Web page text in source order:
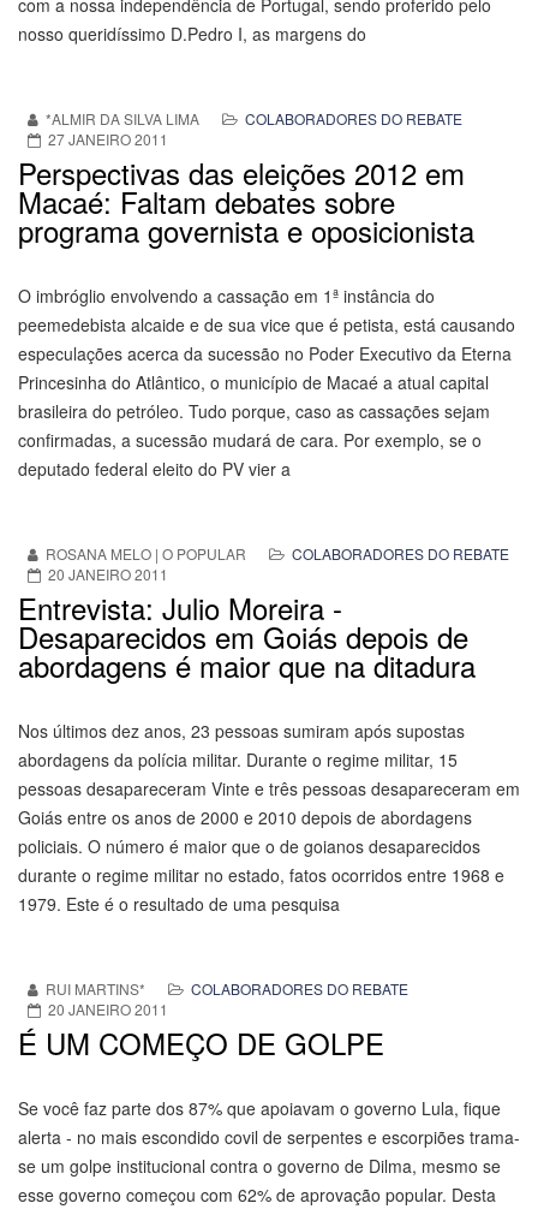
com a nossa independência de Portugal, sendo proferido pelo
nosso queridíssimo D.Pedro I, as margens do
*ALMIR DA SILVA LIMA
COLABORADORES DO REBATE
27 JANEIRO 2011
Perspectivas das eleições 2012 em
Macaé: Faltam debates sobre
programa governista e oposicionista
O imbróglio envolvendo a cassação em 1ª instância do
peemedebista alcaide e de sua vice que é petista, está causando
especulações acerca da sucessão no Poder Executivo da Eterna
Princesinha do Atlântico, o município de Macaé a atual capital
brasileira do petróleo. Tudo porque, caso as cassações sejam
confirmadas, a sucessão mudará de cara. Por exemplo, se o
deputado federal eleito do PV vier a
ROSANA MELO | O POPULAR
COLABORADORES DO REBATE
20 JANEIRO 2011
Entrevista: Julio Moreira -
Desaparecidos em Goiás depois de
abordagens é maior que na ditadura
Nos últimos dez anos, 23 pessoas sumiram após supostas
abordagens da polícia militar. Durante o regime militar, 15
pessoas desapareceram Vinte e três pessoas desapareceram em
Goiás entre os anos de 2000 e 2010 depois de abordagens
policiais. O número é maior que o de goianos desaparecidos
durante o regime militar no estado, fatos ocorridos entre 1968 e
1979. Este é o resultado de uma pesquisa
RUI MARTINS*
COLABORADORES DO REBATE
20 JANEIRO 2011
É UM COMEÇO DE GOLPE
Se você faz parte dos 87% que apoiavam o governo Lula, fique
alerta - no mais escondido covil de serpentes e escorpiões trama-
se um golpe institucional contra o governo de Dilma, mesmo se
esse governo começou com 62% de aprovação popular. Desta